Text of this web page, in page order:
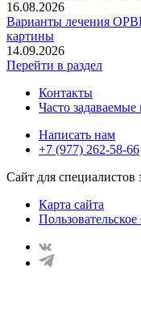
16.08.2026
Варианты лечения
картины
14.09.2026
Перейти в раздел
Контакты
Часто
Написать нам
+7 (977) 262-58-66
Сайт для специалистов
Карта сайта